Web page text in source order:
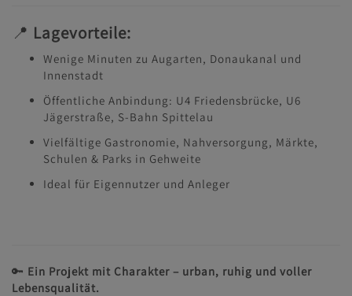
📍 Lagevorteile:
Wenige Minuten zu Augarten, Donaukanal und
Innenstadt
Öffentliche Anbindung: U4 Friedensbrücke, U6
Jägerstraße, S-Bahn Spittelau
Vielfältige Gastronomie, Nahversorgung, Märkte,
Schulen & Parks in Gehweite
Ideal für Eigennutzer und Anleger
🔑 Ein Projekt mit Charakter – urban, ruhig und voller
Lebensqualität.